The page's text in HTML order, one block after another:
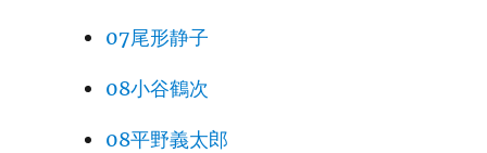
07尾形静子
08小谷鶴次
08平野義太郎